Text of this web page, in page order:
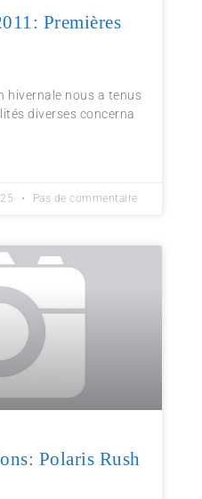
Premières
hivernale nous a tenus
diverses concerna
Pas de commentaire
Polaris Rush